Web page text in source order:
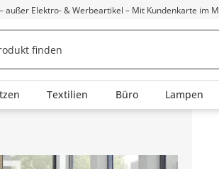
– außer Elektro- & Werbeartikel – Mit Kundenkarte im
Textilien Büro Lampen